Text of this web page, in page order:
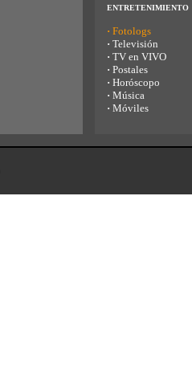
ENTRETENIMIENTO
· Fotologs
· Televisión
· TV en VIVO
· Postales
· Horóscopo
· Música
· Móviles